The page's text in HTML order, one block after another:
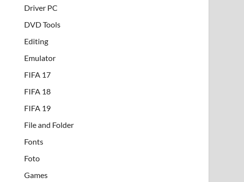
Driver PC
DVD Tools
Editing
Emulator
FIFA 17
FIFA 18
FIFA 19
File and Folder
Fonts
Foto
Games